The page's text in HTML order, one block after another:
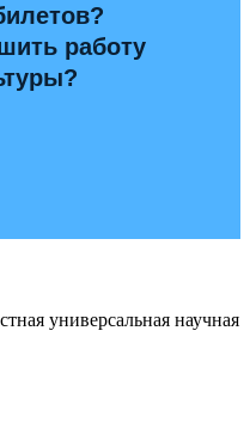
работу
универсальная научная